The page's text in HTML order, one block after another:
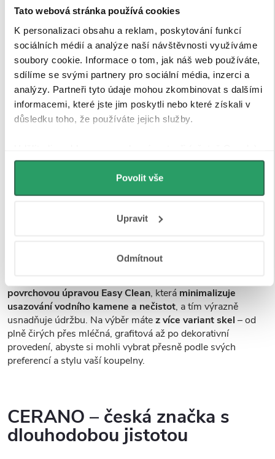
Tato webová stránka používá cookies
K personalizaci obsahu a reklam, poskytování funkcí
sociálních médií a analýze naší návštěvnosti využíváme
soubory cookie. Informace o tom, jak náš web používáte,
sdílíme se svými partnery pro sociální média, inzerci a
analýzy. Partneři tyto údaje mohou zkombinovat s dalšími
informacemi, které jste jim poskytli nebo které získali v
důsledku toho, že používáte jejich služby.
můžeme používat cookies pro analytiku a
personalizovanou reklamu. Jak Google zpracovává
osobní údaje najdete na stránkách
Povolit vše
Upravit
Odmítnout
tvrzeným bezpečnostním sklem
o tloušťce
vysokou pevnost, stabilitu a bezpečnost
povrchovou úpravou Easy Clean, která minimalizuje
usazování vodního kamene a nečistot, a tím výrazně
usnadňuje údržbu. Na výběr mátez více variant skel – od
plně čirých přes mléčná, grafitová až po dekorativní
provedení, abyste si mohli vybrat přesně podle svých
preferencí a stylu vaší koupelny.
CERANO – česká značka s
dlouhodobou jistotou